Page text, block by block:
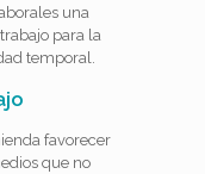
una
para la
temporal.
favorecer
que no